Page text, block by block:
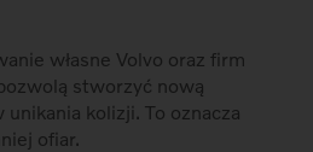
własne Volvo oraz firm
stworzyć nową
kolizji. To oznacza
ofiar.